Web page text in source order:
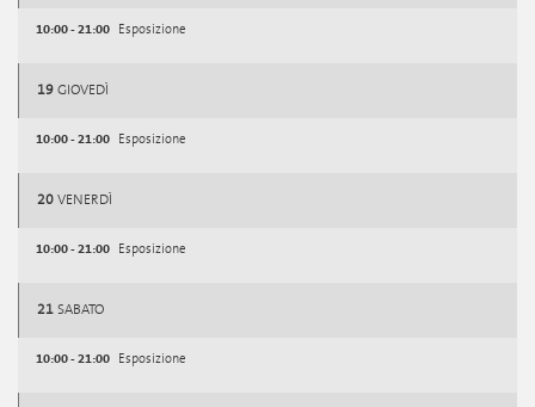
10:00 - 21:00 Esposizione
19 GIOVEDÌ
10:00 - 21:00 Esposizione
20 VENERDÌ
10:00 - 21:00 Esposizione
21 SABATO
10:00 - 21:00 Esposizione